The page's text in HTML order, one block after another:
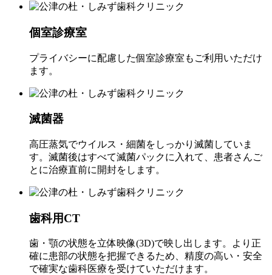
個室診療室
プライバシーに配慮した個室診療室もご利用いただけ
ます。
滅菌器
高圧蒸気でウイルス・細菌をしっかり滅菌していま
す。滅菌後はすべて滅菌パックに入れて、患者さんご
とに治療直前に開封をします。
歯科用CT
歯・顎の状態を立体映像(3D)で映し出します。より正
確に患部の状態を把握できるため、精度の高い・安全
で確実な歯科医療を受けていただけます。